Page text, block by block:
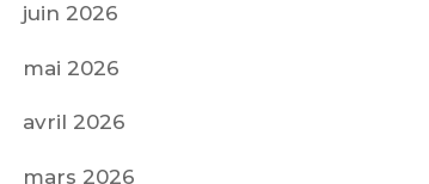
juin 2026
mai 2026
avril 2026
mars 2026